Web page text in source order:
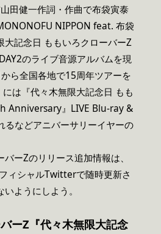
田健一作詞・作曲で布袋寅泰
NIPPON feat. 布袋
大記念日 ももいろクローバーZ
のライブ音源アルバムを現
ら全国各地で15周年ツアーを
は『代々木無限大記念日 もも
Anniversary』LIVE Blu-ray &
るなどアニバーサリーイヤーの
ーZのリリース追加情報は、
ィシャルTwitterで随時更新さ
ようにしよう。
ーZ『代々木無限大記念